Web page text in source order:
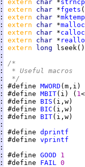
: extern char *
: extern char *fgets
: extern char *mktemp
: extern char *malloc
: extern char *calloc
: extern char *
: extern
long
:
:
/*
:
* Useful macros
:
*/
: #define MWORD (m,i)
: #define MBIT(i) ( 1
: #define BIS (i,w)
: #define BIC (i,w)
: #define BIT(i,w)
:
: #define dprintf
: #define vprintf
:
: #define GOOD
1
: #define FAIL 0